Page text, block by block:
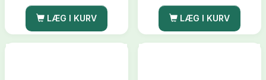
LÆG I KURV LÆG I KURV